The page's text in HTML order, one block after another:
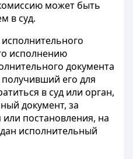
может быть
в суд.
исполнению
документа
его для
в суд или орган,
документ, за
постановления, на
исполнительный